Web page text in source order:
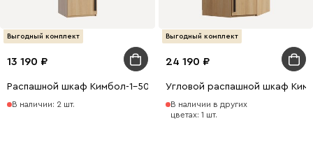
Выгодный комплект
13 190
Распашной шкаф Кимбол-1-50x210 Дуб Барбера
В наличии: 2 шт.
Выгодный комплект
24 190
Угловой распашной шкаф
В наличии в других
цветах: 1 шт.